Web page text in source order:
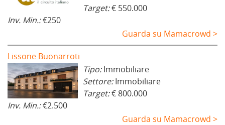
Target:€ 550.000
Inv. Min.:€250
Guarda su Mamacrowd >
Lissone Buonarroti
Tipo:Immobiliare
Settore:Immobiliare
Target:€ 800.000
Inv. Min.:€2.500
Guarda su Mamacrowd >